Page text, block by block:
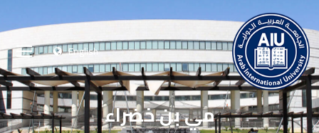
English
مي بن خضراء